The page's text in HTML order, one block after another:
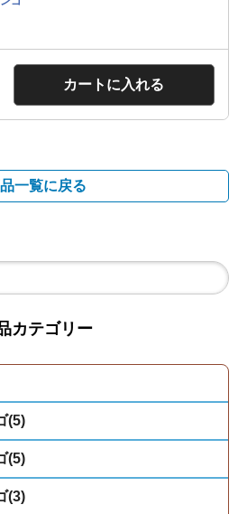
カートに入れる
一覧に戻る
カテゴリー
(5)
(5)
(3)